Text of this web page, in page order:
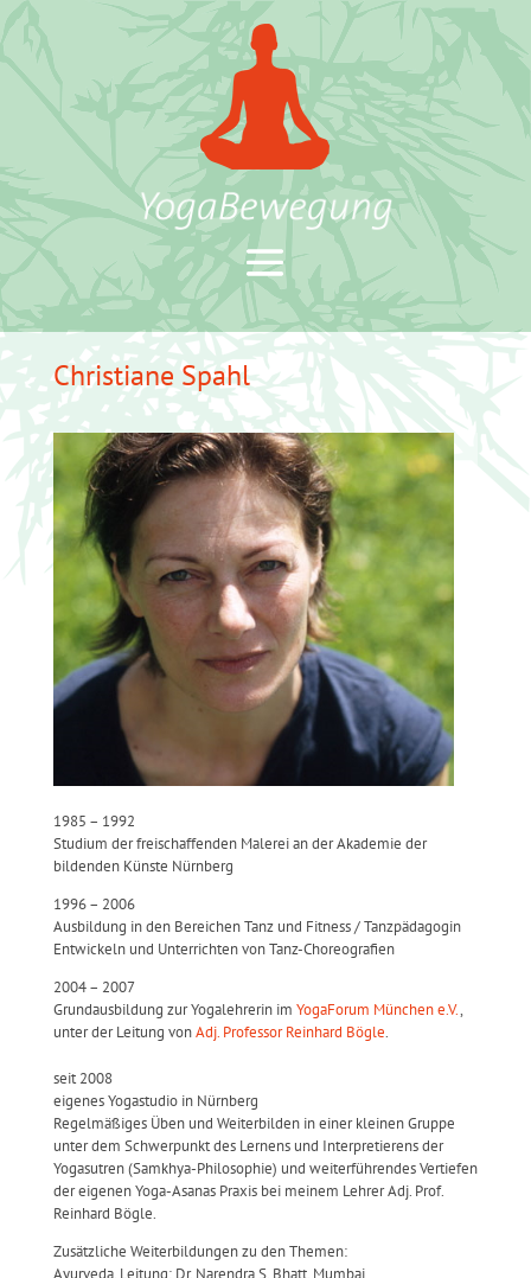
Christiane Spahl
1985 – 1992
Studium der freischaffenden Malerei an der Akademie der
bildenden Künste Nürnberg
1996 – 2006
Ausbildung in den Bereichen Tanz und Fitness / Tanzpädagogin
Entwickeln und Unterrichten von Tanz-Choreografien
2004 – 2007
Grundausbildung zur Yogalehrerin im YogaForum München e.V.,
unter der Leitung vonAdj. Professor Reinhard Bögle.
seit 2008
eigenes Yogastudio in Nürnberg
Regelmäßiges Üben und Weiterbilden in einer kleinen Gruppe
unter dem Schwerpunkt des Lernens und Interpretierens der
Yogasutren (Samkhya-Philosophie) und weiterführendes Vertiefen
der eigenen Yoga-Asanas Praxis bei meinem Lehrer Adj. Prof.
Reinhard Bögle.
Zusätzliche Weiterbildungen zu den Themen:
Ayurveda, Leitung: Dr. Narendra S. Bhatt, Mumbai